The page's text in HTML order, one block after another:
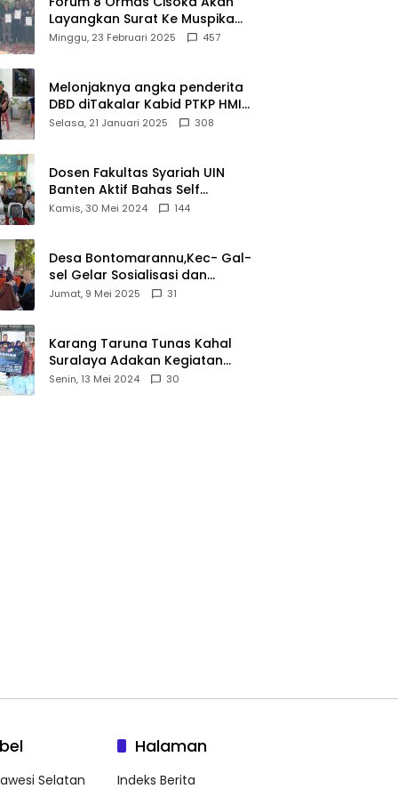
2026
Berprestasi
Layangkan Surat Ke Muspika
Atas Adanya Kantor Matel di
Minggu, 23 Februari 2025 457
Melonjaknya angka penderita
DBD diTakalar Kabid PTKP HMI
Cab.Takalar angkat bicara
Selasa, 21 Januari 2025 308
Dosen Fakultas Syariah UIN
Banten Aktif Bahas Self
Declare Halal dalam Forum
Kamis, 30 Mei 2024 144
Desa Bontomarannu,Kec- Gal-
sel Gelar Sosialisasi dan
Bimtek Pemutakhiran Data ID
Jumat, 9 Mei 2025 31
Karang Taruna Tunas Kahal
Suralaya Adakan Kegiatan
Bansos Terhadap Kaum
Senin, 13 Mei 2024 30
Selatan
Halaman
Indeks Berita